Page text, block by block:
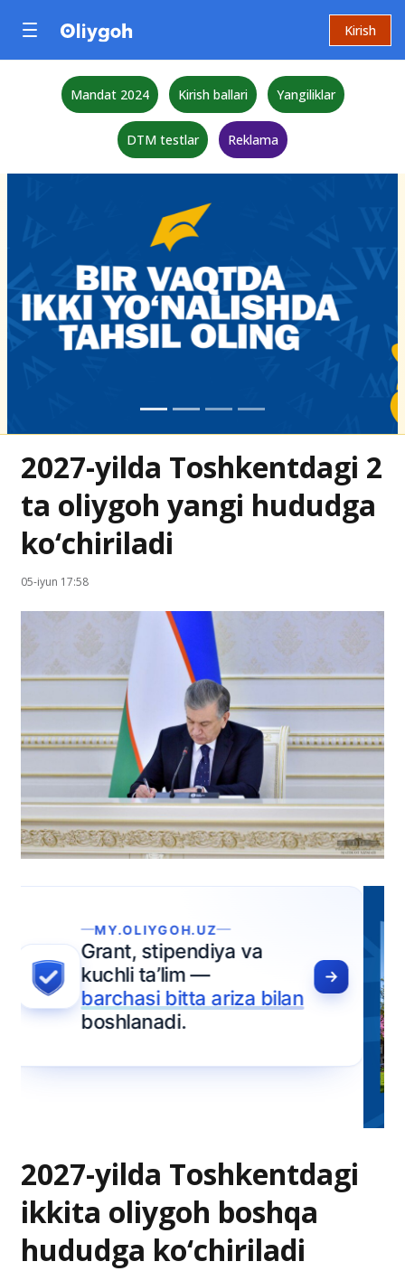
Kirish
Mandat 2024 Kirish ballari Yangiliklar
DTM testlar Reklama
2027-yilda Toshkentdagi 2
ta oliygoh yangi hududga
ko‘chiriladi
05-iyun 17:58
2027-yilda Toshkentdagi
ikkita oliygoh boshqa
hududga ko‘chiriladi